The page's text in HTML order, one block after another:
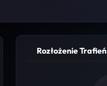
Rozłożenie Trafień